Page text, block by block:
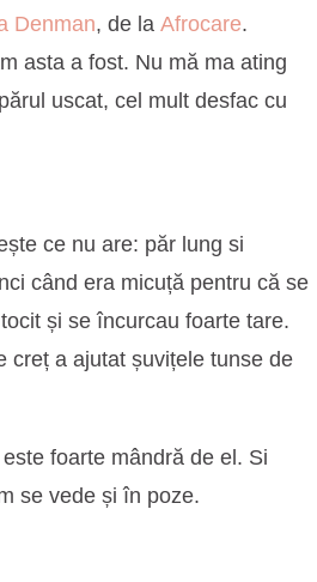
Denman, de la Afrocare.
asta a fost. Nu mă ma ating
uscat, cel mult desfac cu
ce nu are: păr lung si
când era micuță pentru că se
și se încurcau foarte tare.
creț a ajutat șuvițele tunse de
foarte mândră de el. Si
se vede și în poze.